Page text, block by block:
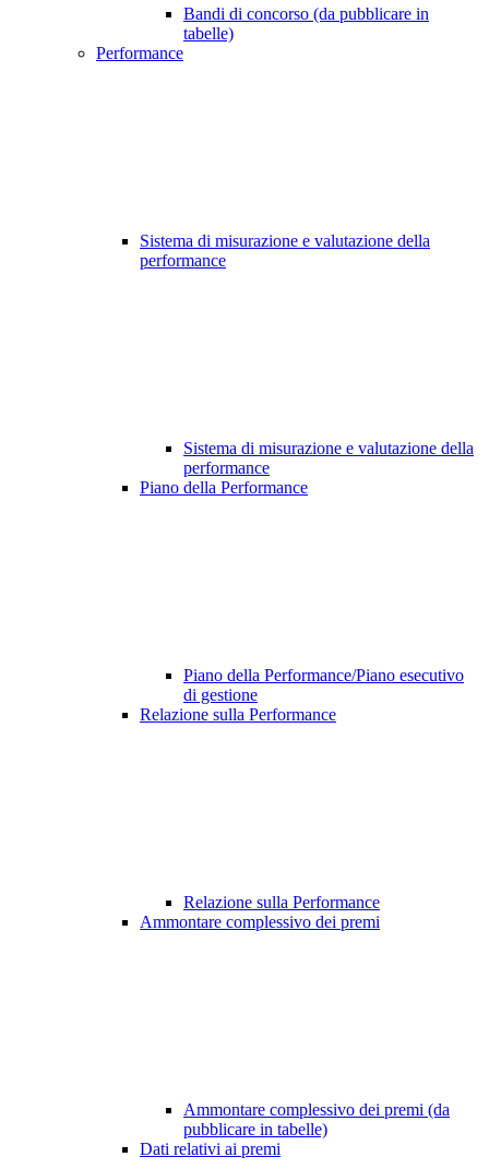
Bandi di concorso (da pubblicare in
tabelle)
Performance
Sistema di misurazione e valutazione della
performance
Sistema di misurazione e valutazione della
performance
Piano della Performance
Piano della Performance/Piano esecutivo
di gestione
Relazione sulla Performance
Relazione sulla Performance
Ammontare complessivo dei premi
Ammontare complessivo dei premi (da
pubblicare in tabelle)
Dati relativi ai premi